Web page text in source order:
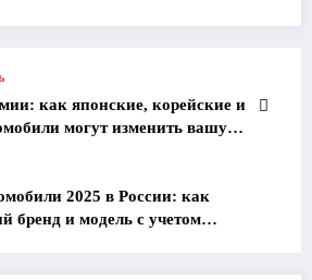
как японские, корейские и
могут изменить вашу
2025 в России: как
бренд и модель с учетом